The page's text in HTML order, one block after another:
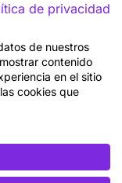
de privacidad
de nuestros
contenido
en el sitio
cookies que